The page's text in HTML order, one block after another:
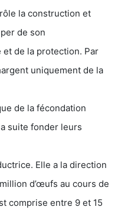
la construction et
de son
de la protection. Par
uniquement de la
de la fécondation
suite fonder leurs
Elle a la direction
d’œufs au cours de
comprise entre 9 et 15